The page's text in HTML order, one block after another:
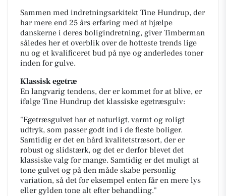
Sammen med indretningsarkitekt Tine Hundrup, der
har mere end 25 års erfaring med at hjælpe
danskerne i deres boligindretning, giver Timberman
således her et overblik over de hotteste trends lige
nu og et kvalificeret bud på nye og anderledes toner
inden for gulve.
Klassisk egetræ
En langvarig tendens, der er kommet for at blive, er
ifølge Tine Hundrup det klassiske egetræsgulv:
"Egetræsgulvet har et naturligt, varmt og roligt
udtryk, som passer godt ind i de fleste boliger.
Samtidig er det en hård kvalitetstræsort, der er
robust og slidstærk, og det er derfor blevet det
klassiske valg for mange. Samtidig er det muligt at
tone gulvet og på den måde skabe personlig
variation, så det for eksempel enten får en mere lys
eller gylden tone alt efter behandling."